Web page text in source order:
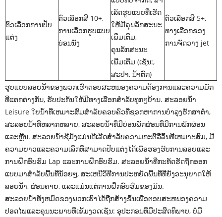
ຕົວເລືອກການປັບ
ແຕ່ງ
ຕົວເລືອກສີ 10+,
ການເລືອກຮູບແບບ
ບ່ອນນັ່ງ
ເລັດຮູບແບບທີ່ເຮັດ
ໃຫ້ມີຄຸນລັກສະນະ
ເພີ່ມເຕີມ,
ຄຸນລັກສະນະ
ເພີ່ມເຕີມ (ເຊັ່ນ:,
ສະປາ, ນ້ໍາຕົກ)
ຕົວເລືອກສີ 5+,
ທາງເລືອກຂອງ
ການຈັດວາງ jet
ຮູບແບບລອຍນ້ໍາຂອງພວກເຮົາຕອບສະຫນອງຄວາມຕ້ອງການແລະຄວາມມັກ
ທີ່ແຕກຕ່າງກັນ, ຮັບປະກັນໃຫ້ມີທາງເລືອກສໍາລັບທຸກໆບ້ານ. ສະລອຍນ້ໍາ
Leisure ໃຍນໍ້າທີ່ເຫມາະສົມສໍາລັບຄອບຄົວທີ່ຊອກຫາການບໍາລຸງຮັກສາຕ່ໍາ,
ສະລອຍນ້ໍາທີ່ຫລາກຫລາຍ, ສະລອຍນ້ໍາທີ່ມີບ່ອນພັກຜ່ອນທີ່ມີການພັກຜ່ອນ
ແລະຫຼີ້ນ. ສະລອຍນ້ໍາຊີມັງແມ່ນດີເລີດສໍາລັບຄວາມກະຕືລືລົ້ນທີ່ເຫມາະສົມ, ມີ
ຄວາມຍາວແລະຄວາມເລິກທີ່ສາມາດປັບແຕ່ງໄດ້ເພື່ອຮອງຮັບການລອຍແລະ
ການຝຶກອົບຮົມ Lap ແລະການຝຶກອົບຮົມ. ສະລອຍນ້ໍາທີ່ກະທັດຮັດຖືກອອກ
ແບບມາສໍາລັບພື້ນທີ່ນ້ອຍໆ, ສະເຫນີວິທີການປະຫຍັດພື້ນທີ່ທີ່ຍັງອະນຸຍາດໃຫ້
ລອຍນ້ໍາ, ຜ່ອນຄາຍ, ແລະແມ່ນແຕ່ການຝຶກອົບຮົມຂອງມັນ.
ສະລອຍນ້ໍາທັງຫມົດຂອງພວກເຮົາໄດ້ຖືກສ້າງຂຶ້ນເພື່ອຕອບສະຫນອງຄວາມ
ປອດໄພແລະຄຸນນະພາບທີ່ເຂັ້ມງວດເຊັ່ນ: ອຸປະກອນທີ່ມີປະສິດທິພາບ, ບໍ່ມີ